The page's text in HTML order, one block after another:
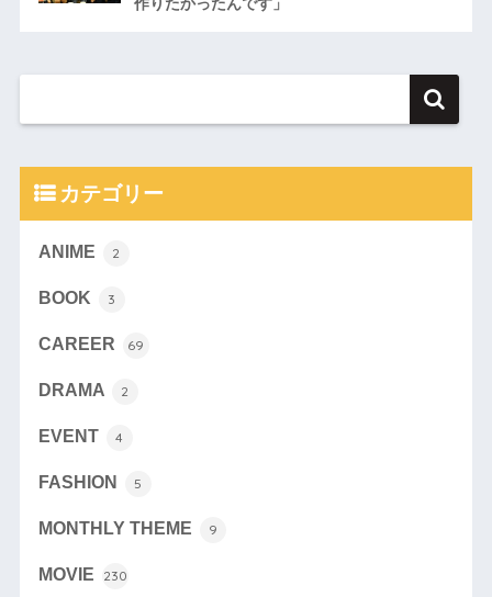
カテゴリー
ANIME 2
BOOK 3
CAREER 69
DRAMA 2
EVENT 4
FASHION 5
MONTHLY THEME 9
MOVIE 230